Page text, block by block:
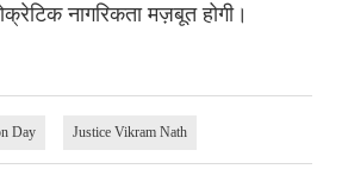
नागरिकता मज़बूत होगी।
Day Justice Vikram Nath